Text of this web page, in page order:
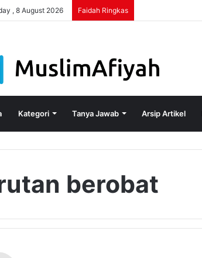
, 8 August 2026 Faidah Ringkas
Kategori Tanya Jawab Arsip Artikel
berobat